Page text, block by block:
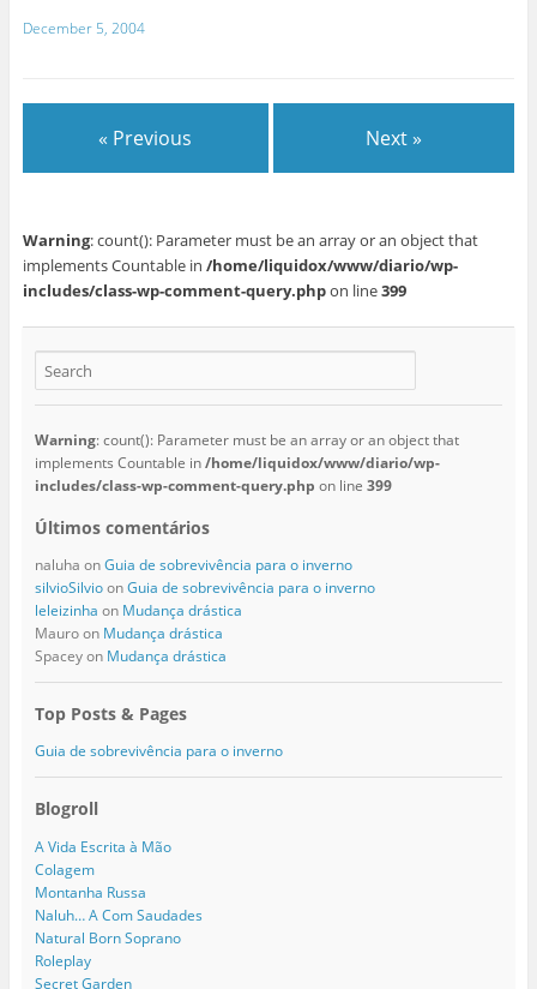
December 5, 2004
« Previous Next »
Warning: count(): Parameter must be an array or an object that
implements Countable in /home/liquidox/www/diario/wp-
includes/class-wp-comment-query.phpon line399
Warning: count(): Parameter must be an array or an object that
implements Countable in/home/liquidox/www/diario/wp-
includes/class-wp-comment-query.php on line 399
Últimos comentários
naluha onGuia de sobrevivência para o inverno
silvioSilvioonGuia de sobrevivência para o inverno
leleizinha on Mudança drástica
Mauroon Mudança drástica
Spaceyon Mudança drástica
Top Posts & Pages
Guia de sobrevivência para o inverno
Blogroll
A Vida Escrita à Mão
Colagem
Montanha Russa
Naluh… A Com Saudades
Natural Born Soprano
Roleplay
Secret Garden